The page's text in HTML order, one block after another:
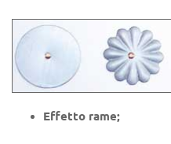
Effetto rame;